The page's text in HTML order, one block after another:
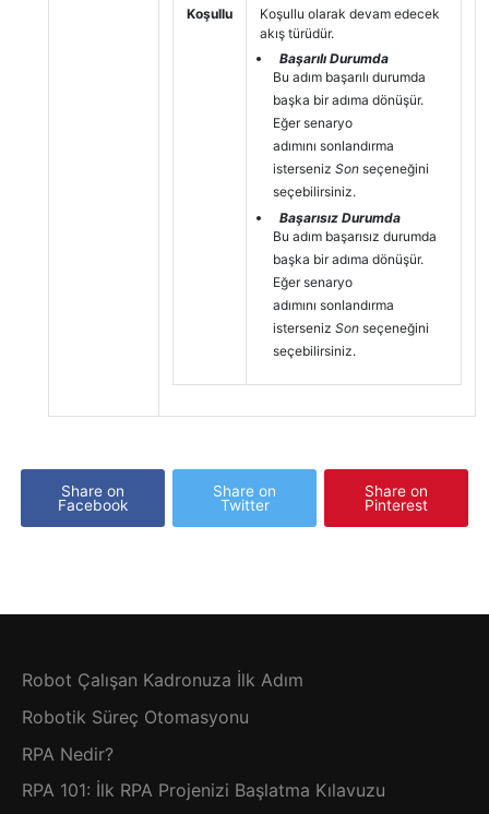
Koşullu
Koşullu olarak devam edecek
akış türüdür.
Başarılı Durumda
Bu adım başarılı durumda
başka bir adıma dönüşür.
Eğer senaryo
adımını sonlandırma
isterseniz Son seçeneğini
seçebilirsiniz.
Başarısız Durumda
Bu adım başarısız durumda
başka bir adıma dönüşür.
Eğer senaryo
adımını sonlandırma
isterseniz Son seçeneğini
seçebilirsiniz.
Share on
Facebook
Share on
Twitter
Share on
Pinterest
Robot Çalışan Kadronuza İlk Adım
Robotik Süreç Otomasyonu
RPA Nedir?
RPA 101: İlk RPA Projenizi Başlatma Kılavuzu